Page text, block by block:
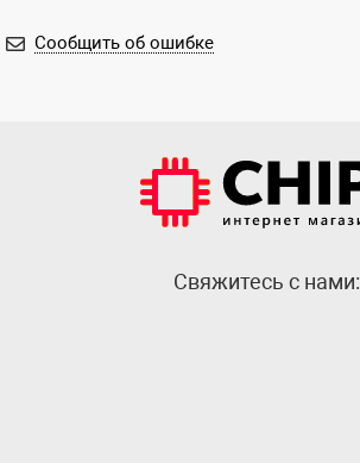
Сообщить об ошибке
Cвяжитесь с нами: